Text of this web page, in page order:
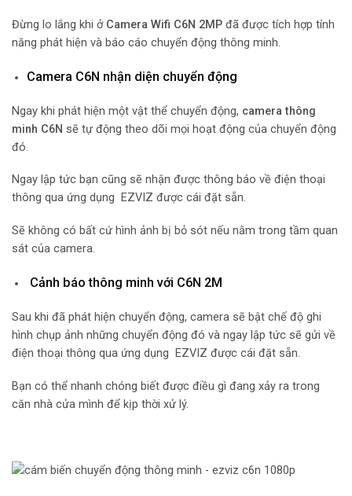
Đừng lo lắng khi ở Camera Wifi C6N 2MP đã được tích hợp tính
năng phát hiện và báo cáo chuyển động thông minh.
Camera C6N nhận diện chuyển động
Ngay khi phát hiện một vật thể chuyển động, camera thông
minh C6N sẽ tự động theo dõi mọi hoạt động của chuyển động
đó.
Ngay lập tức bạn cũng sẽ nhận được thông báo về điện thoại
thông qua ứng dụng EZVIZ được cái đặt sẵn.
Sẽ không có bất cứ hình ảnh bị bỏ sót nếu nằm trong tầm quan
sát của camera.
Cảnh báo thông minh với C6N 2M
Sau khi đã phát hiện chuyển động, camera sẽ bật chế độ ghi
hình chụp ảnh những chuyển động đó và ngay lập tức sẽ gửi về
điện thoại thông qua ứng dụng EZVIZ được cái đặt sẵn.
Bạn có thể nhanh chóng biết được điều gì đang xảy ra trong
căn nhà cửa mình để kịp thời xử lý.